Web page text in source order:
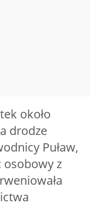
około
drodze
Puław,
osobowy z